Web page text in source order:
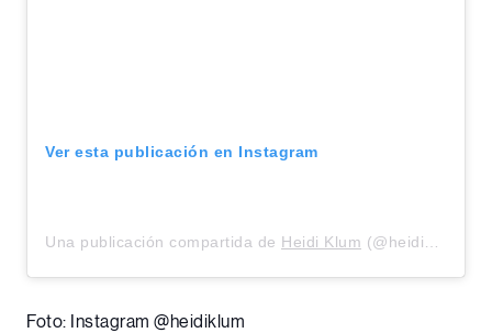
Ver esta publicación en Instagram
Una publicación compartida de Heidi Klum (@heidiklum) el
Foto: Instagram @heidiklum